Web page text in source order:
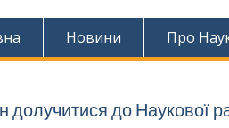
Новини Про
долучитися до Наукової